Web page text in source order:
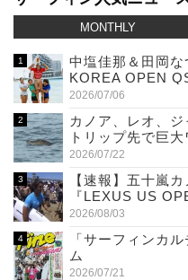
MONTHLY
中塩佳那＆田岡
KOREA OPEN
2026/07/06
カノア、レオ、
トリップ先で巨大
2026/07/22
【速報】五十嵐
『LEXUS US
2026/08/03
「サーフィンカ
ム
2026/07/21